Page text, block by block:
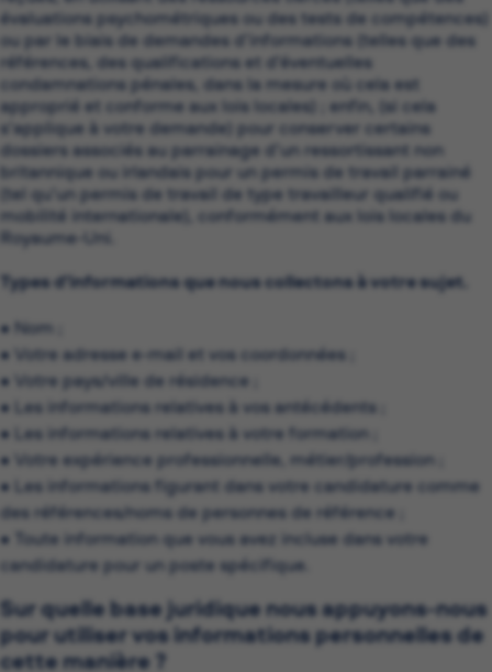
évaluations psychométriques ou des tests de compétences)
ou par le biais de demandes d’informations (telles que des
références, des qualifications et d’éventuelles
condamnations pénales, dans la mesure où cela est
approprié et conforme aux lois locales) ; enfin, (si cela
s’applique à votre demande) pour conserver certains
dossiers associés au parrainage d’un ressortissant non
britannique ou irlandais pour un permis de travail parrainé
(tel qu’un permis de travail de type travailleur qualifié ou
mobilité internationale), conformément aux lois locales du
Royaume-Uni.
Types d’informations que nous collectons à votre sujet.
• Nom ;
• Votre adresse e-mail et vos coordonnées ;
• Votre pays/ville de résidence ;
• Les informations relatives à vos antécédents ;
• Les informations relatives à votre formation ;
• Votre expérience professionnelle, métier/profession ;
• Les informations figurant dans votre candidature comme
des références/noms de personnes de référence ;
• Toute information que vous avez incluse dans votre
candidature pour un poste spécifique.
Sur quelle base juridique nous appuyons-nous
pour utiliser vos informations personnelles de
cette manière ?